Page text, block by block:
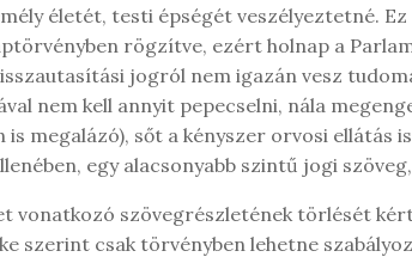
életét, testi épségét veszélyeztetné.
rögzítve, ezért holnap a
jogról nem igazán vesz
nem kell annyit pepecselni, nála
is megalázó), sőt a kényszer orvosi ellátás
egy alacsonyabb szintű jogi
vonatkozó szövegrészletének törlését
szerint csak törvényben lehetne